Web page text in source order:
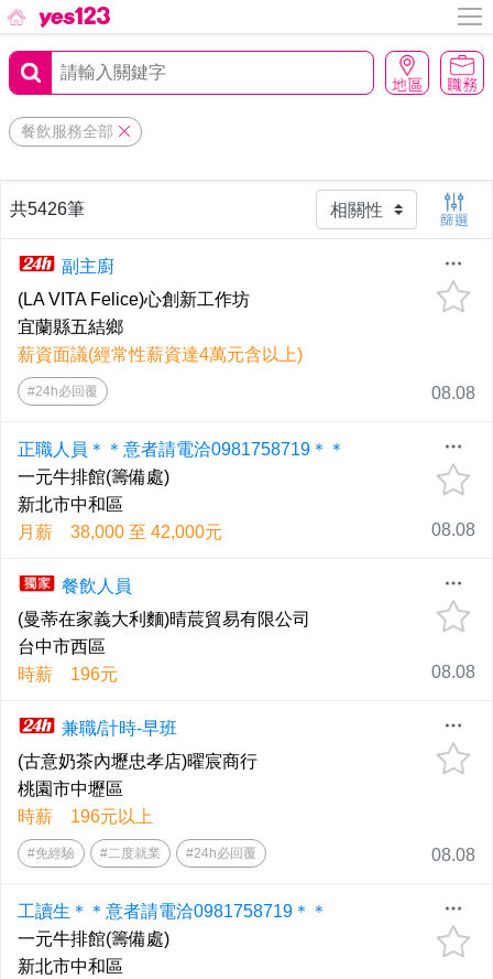
餐飲服務全部
共5426筆
副主廚
(LA VITA Felice)心創新工作坊
宜蘭縣五結鄉
薪資面議(經常性薪資達4萬元含以上)
#24h必回覆 08.08
正職人員＊＊意者請電洽0981758719＊＊
一元牛排館(籌備處)
新北市中和區
月薪 38,000 至 42,000元
08.08
餐飲人員
(曼蒂在家義大利麵)晴莀貿易有限公司
台中市西區
時薪 196元
08.08
兼職/計時-早班
(古意奶茶內壢忠孝店)曜宸商行
桃園市中壢區
時薪 196元以上
#免經驗 #二度就業 #24h必回覆 08.08
工讀生＊＊意者請電洽0981758719＊＊
一元牛排館(籌備處)
新北市中和區